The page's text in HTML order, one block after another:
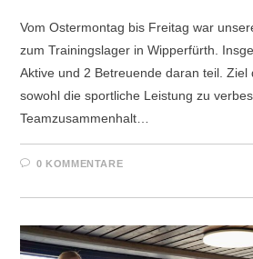
Vom Ostermontag bis Freitag war
zum Trainingslager in Wipperfürth.
Aktive und 2 Betreuende daran teil. Ziel
sowohl die sportliche Leistung zu
Teamzusammenhalt…
0 KOMMENTARE